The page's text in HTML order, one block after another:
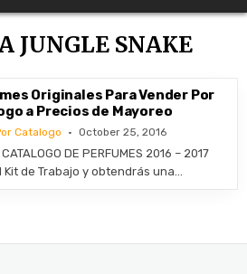
JUNGLE SNAKE
Originales Para Vender Por
a Precios de Mayoreo
Catalogo October 25, 2016
DE PERFUMES 2016 – 2017
Kit de Trabajo y obtendrás una…